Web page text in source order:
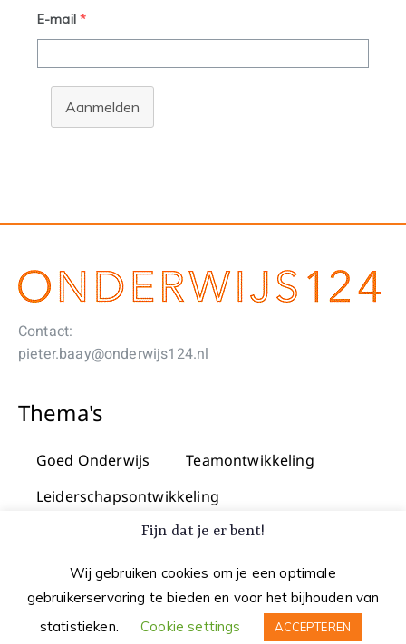
E-mail *
Aanmelden
Contact:
pieter.baay@onderwijs124.nl
Thema's
Goed Onderwijs
Teamontwikkeling
Leiderschapsontwikkeling
Praktijkgericht onderzoek & innovatie
Auteursrecht © 2026 Onderwijs124 | Privacy
Fijn dat je er bent!
Wij gebruiken cookies om je een optimale
gebruikerservaring te bieden en voor het bijhouden van
statistieken.
Cookie settings ACCEPTEREN